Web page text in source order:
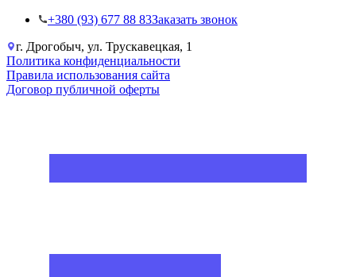
+38‎0 (93) 677 88 83Заказать звонок
г. Дрогобыч, ул. Трускавецкая, 1
Политика конфиденциальности
Правила использования сайта
Договор публичной оферты